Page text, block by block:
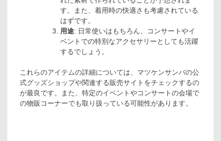
す。また、着用時の快適さも考慮されている
はずです。
用途: 日常使いはもちろん、コンサートやイ
ベントでの特別なアクセサリーとしても活躍
するでしょう。
これらのアイテムの詳細については、マツケンサンバの公
式グッズショップや関連する販売サイトをチェックするの
が最良です。また、特定のイベントやコンサートの会場で
の物販コーナーでも取り扱っている可能性があります。